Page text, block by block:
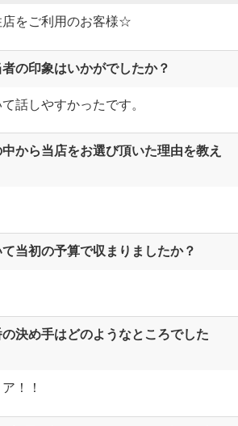
をご利用のお客様☆
の印象はいかがでしたか？
話しやすかったです。
から当店をお選び頂いた理由を教え
当初の予算で収まりましたか？
決め手はどのようなところでした
！！